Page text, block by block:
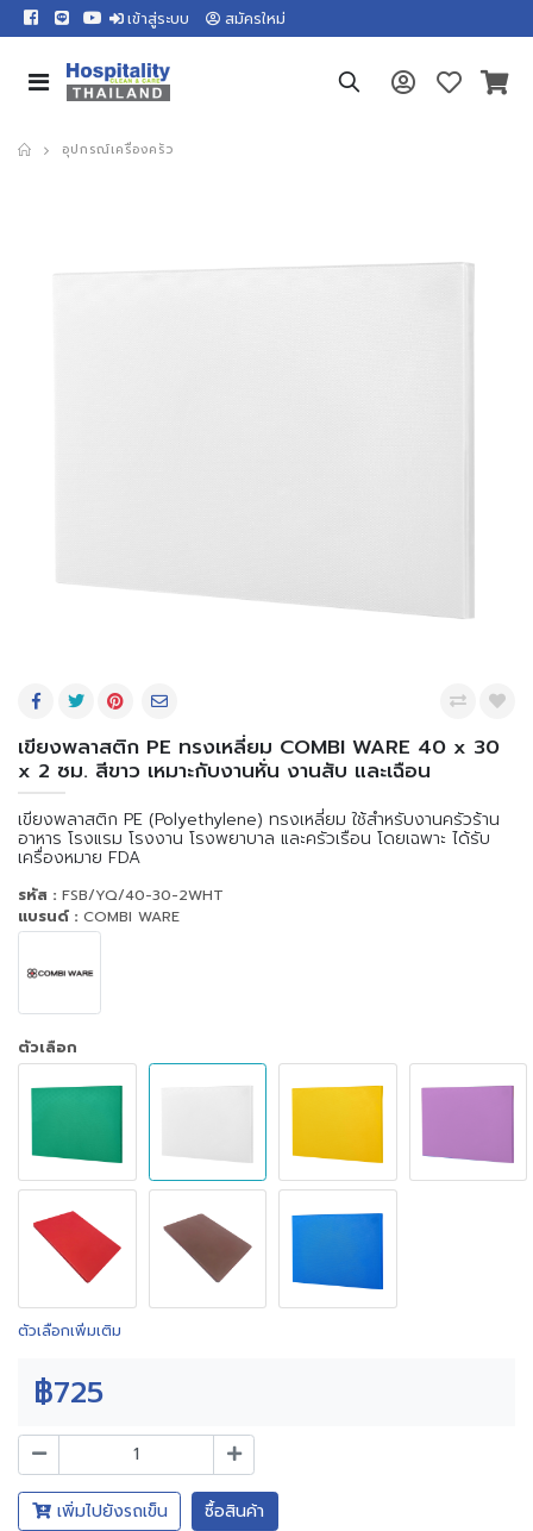
เข้าสู่ระบบ สมัครใหม่
อุปกรณ์เครื่องครัว
เขียงพลาสติก PE ทรงเหลี่ยม COMBI WARE 40 x 30
x 2 ซม. สีขาว เหมาะกับงานหั่น งานสับ และเฉือน
เขียงพลาสติก PE (Polyethylene) ทรงเหลี่ยม ใช้สำหรับงานครัวร้าน
อาหาร โรงแรม โรงงาน โรงพยาบาล และครัวเรือน โดยเฉพาะ ได้รับ
เครื่องหมาย FDA
รหัส : FSB/YQ/40-30-2WHT
แบรนด์ : COMBI WARE
ตัวเลือก
ตัวเลือกเพิ่มเติม
฿725
เพิ่มไปยังรถเข็น ซื้อสินค้า